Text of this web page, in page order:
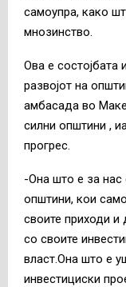
самоупра, како
мнозинство.
Ова е
развојот на
амбасада во
силни општини ,
прогрес.
-Она што е за
општини, кои
своите приходи
со своите
власт.Она што е
инвестициски